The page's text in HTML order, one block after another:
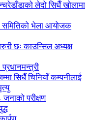
लेदो सिधैँ खोलामा
समितिको भेला आयोजक
छः काउन्सिल अध्यक्ष
सिधैँ चिनियाँ कम्पनीलाई
परीक्षण